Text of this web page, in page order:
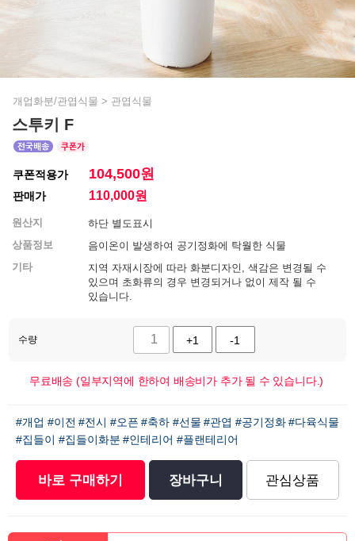
개업화분/관엽식물 > 관엽식물
스투키 F
쿠폰적용가 104,500원
판매가 110,000원
원산지
하단 별도표시
상품정보
음이온이 발생하여 공기정화에 탁월한 식물
기타
지역 자재시장에 따라 화분디자인, 색감은 변경될 수
있으며 초화류의 경우 변경되거나 없이 제작 될 수
있습니다.
수량 +1 -1
무료배송 (일부지역에 한하여 배송비가 추가 될 수 있습니다.)
#개업 #이전 #전시 #오픈 #축하 #선물 #관엽 #공기정화 #다육식물
#집들이 #집들이화분 #인테리어 #플랜테리어
바로 구매하기 장바구니 관심상품